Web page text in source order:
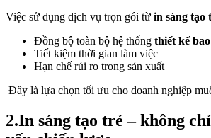
Việc sử dụng dịch vụ trọn gói từ in sáng tạo
Đồng bộ toàn bộ hệ thống thiết kế
Tiết kiệm thời gian làm việc
Hạn chế rủi ro trong sản xuất
Đây là lựa chọn tối ưu cho doanh nghiệp
2.In sáng tạo trẻ – không